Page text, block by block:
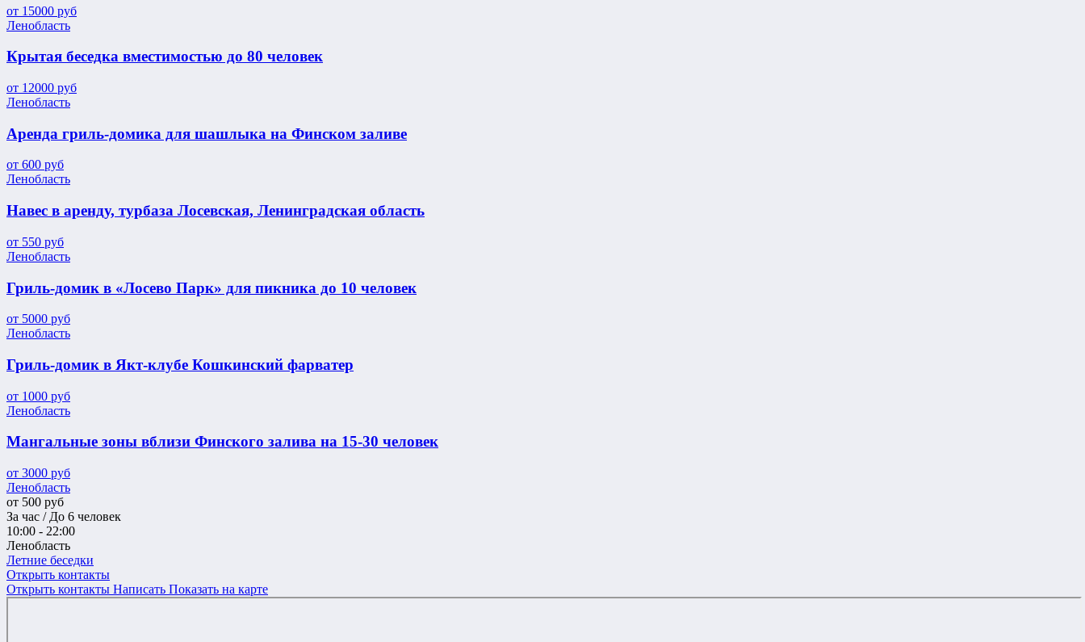
от 15000 руб
Ленобласть
Крытая беседка вместимостью до 80 человек
от 12000 руб
Ленобласть
Аренда гриль-домика для шашлыка на Финском заливе
от 600 руб
Ленобласть
Навес в аренду, турбаза Лосевская, Ленинградская область
от 550 руб
Ленобласть
Гриль-домик в «Лосево Парк» для пикника до 10 человек
от 5000 руб
Ленобласть
Гриль-домик в Якт-клубе Кошкинский фарватер
от 1000 руб
Ленобласть
Мангальные зоны вблизи Финского залива на 15-30 человек
от 3000 руб
Ленобласть
от 500 руб
За час / До 6 человек
10:00 - 22:00
Ленобласть
Летние беседки
Открыть контакты
Открыть контакты Написать Показать на карте